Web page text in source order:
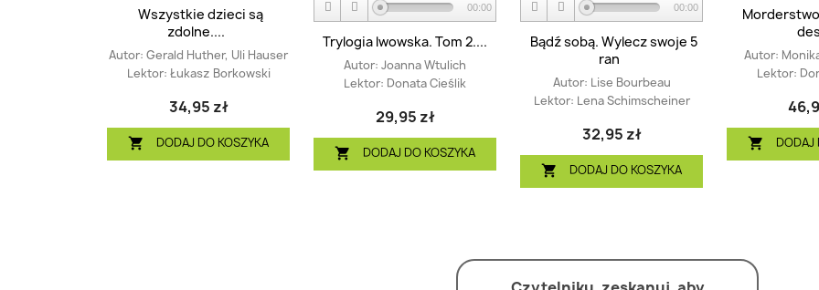
Wszystkie dzieci są
zdolne....
Autor: Gerald Huther, Uli Hauser
Lektor: Łukasz Borkowski
34,95 zł
 DODAJ DO KOSZYKA
00:00
Trylogia lwowska. Tom 2....
Autor: Joanna Wtulich
Lektor: Donata Cieślik
29,95 zł
 DODAJ DO KOSZYKA
00:00
Bądź sobą. Wylecz swoje 5
ran
Autor: Lise Bourbeau
Lektor: Lena Schimscheiner
32,95 zł
 DODAJ DO KOSZYKA
Autor:
Lektor:
 DODAJ